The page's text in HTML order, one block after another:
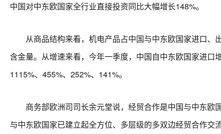
中国对中东欧国家全行业直接投资同比大幅增长148%。
从商品结构来看，机电产品占中国与中东欧国家进口、
含金量。从增速来看，今年一季度，中国自中东欧国家进
1115%、455%、252%、141%。
商务部欧洲司司长余元堂说，经贸合作是中国与中东欧
与中东欧国家已建立起全方位、多层级的多双边经贸合作